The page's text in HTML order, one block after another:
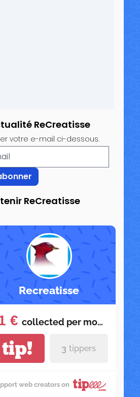
ReCreatisse
votre e-mail ci-dessous.
ReCreatisse
Recreatisse
€ collected per month
tip! 3 tippers
web creators on